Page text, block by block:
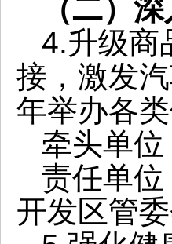
（二）
4.升级商
接，激发
年举办各
牵头单
责任单
开发区管